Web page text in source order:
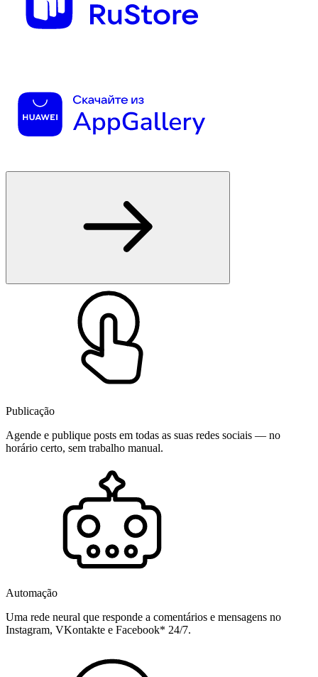
Publicação
Agende e publique posts em todas as suas redes sociais — no
horário certo, sem trabalho manual.
Automação
Uma rede neural que responde a comentários e mensagens no
Instagram, VKontakte e Facebook* 24/7.